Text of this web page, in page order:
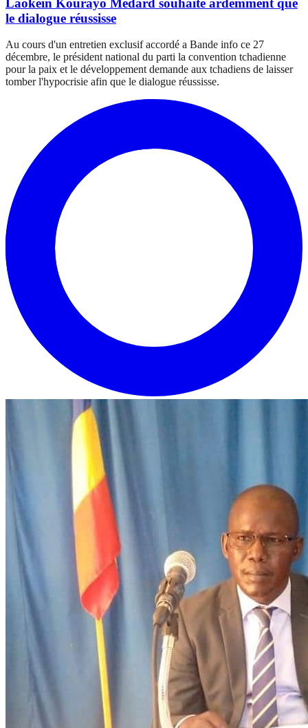
le dialogue réussisse
Au cours d'un entretien exclusif accordé a Bande info ce 27
décembre, le président national du parti la convention tchadienne
pour la paix et le développement demande aux tchadiens de laisser
tomber l'hypocrisie afin que le dialogue réussisse.